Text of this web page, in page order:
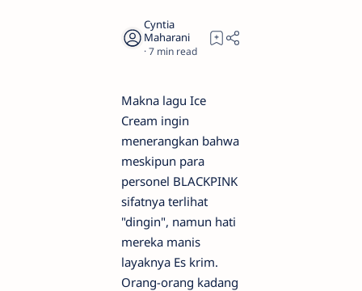
7
Makna lagu Ice
Cream ingin
menerangkan bahwa
meskipun para
personel BLACKPINK
sifatnya terlihat
"dingin", namun hati
mereka manis
layaknya Es krim.
Orang-orang kadang